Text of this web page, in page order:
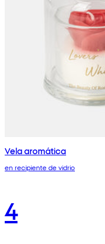
Vela aromática
en recipiente de vidrio
4